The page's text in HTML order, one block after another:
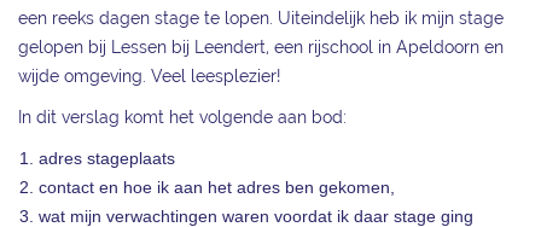
een reeks dagen stage te lopen. Uiteindelijk heb ik mijn stage
gelopen bij Lessen bij Leendert, een rijschool in Apeldoorn en
wijde omgeving. Veel leesplezier!
In dit verslag komt het volgende aan bod:
adres stageplaats
contact en hoe ik aan het adres ben gekomen,
wat mijn verwachtingen waren voordat ik daar stage ging